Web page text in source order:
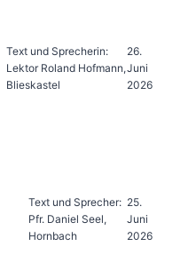
Text und Sprecherin:
Lektor Roland Hofmann,
Blieskastel
26.
Juni
2026
Text und Sprecher:
Pfr. Daniel Seel,
Hornbach
25.
Juni
2026